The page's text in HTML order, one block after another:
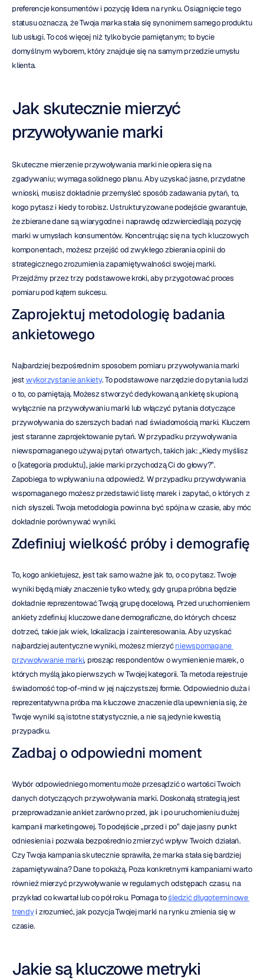
preferencje konsumentów i pozycję lidera na rynku. Osiągnięcie tego
statusu oznacza, że Twoja marka stała się synonimem samego produktu
lub usługi. To coś więcej niż tylko bycie pamiętanym; to bycie
domyślnym wyborem, który znajduje się na samym przedzie umysłu
klienta.
Jak skutecznie mierzyć
przywoływanie marki
Skuteczne mierzenie przywoływania marki nie opiera się na
zgadywaniu; wymaga solidnego planu. Aby uzyskać jasne, przydatne
wnioski, musisz dokładnie przemyśleć sposób zadawania pytań, to,
kogo pytasz i kiedy to robisz. Ustrukturyzowane podejście gwarantuje,
że zbierane dane są wiarygodne i naprawdę odzwierciedlają pozycję
marki w umysłach konsumentów. Koncentrując się na tych kluczowych
komponentach, możesz przejść od zwykłego zbierania opinii do
strategicznego zrozumienia zapamiętywalności swojej marki.
Przejdźmy przez trzy podstawowe kroki, aby przygotować proces
pomiaru pod kątem sukcesu.
Zaprojektuj metodologię badania
ankietowego
Najbardziej bezpośrednim sposobem pomiaru przywoływania marki
jest wykorzystanie ankiety. To podstawowe narzędzie do pytania ludzi
o to, co pamiętają. Możesz stworzyć dedykowaną ankietę skupioną
wyłącznie na przywoływaniu marki lub włączyć pytania dotyczące
przywoływania do szerszych badań nad świadomością marki. Kluczem
jest staranne zaprojektowanie pytań. W przypadku przywoływania
niewspomaganego używaj pytań otwartych, takich jak: „Kiedy myślisz
o [kategoria produktu], jakie marki przychodzą Ci do głowy?”.
Zapobiega to wpływaniu na odpowiedź. W przypadku przywoływania
wspomaganego możesz przedstawić listę marek i zapytać, o których z
nich słyszeli. Twoja metodologia powinna być spójna w czasie, aby móc
dokładnie porównywać wyniki.
Zdefiniuj wielkość próby i demografię
To, kogo ankietujesz, jest tak samo ważne jak to, o co pytasz. Twoje
wyniki będą miały znaczenie tylko wtedy, gdy grupa próbna będzie
dokładnie reprezentować Twoją grupę docelową. Przed uruchomieniem
ankiety zdefiniuj kluczowe dane demograficzne, do których chcesz
dotrzeć, takie jak wiek, lokalizacja i zainteresowania. Aby uzyskać
najbardziej autentyczne wyniki, możesz mierzyć niewspomagane
przywoływanie marki, prosząc respondentów o wymienienie marek, o
których myślą jako pierwszych w Twojej kategorii. Ta metoda rejestruje
świadomość top-of-mind w jej najczystszej formie. Odpowiednio duża i
reprezentatywna próba ma kluczowe znaczenie dla upewnienia się, że
Twoje wyniki są istotne statystycznie, a nie są jedynie kwestią
przypadku.
Zadbaj o odpowiedni moment
Wybór odpowiedniego momentu może przesądzić o wartości Twoich
danych dotyczących przywoływania marki. Doskonałą strategią jest
przeprowadzanie ankiet zarówno przed, jak i po uruchomieniu dużej
kampanii marketingowej. To podejście „przed i po” daje jasny punkt
odniesienia i pozwala bezpośrednio zmierzyć wpływ Twoich działań.
Czy Twoja kampania skutecznie sprawiła, że marka stała się bardziej
zapamiętywalna? Dane to pokażą. Poza konkretnymi kampaniami warto
również mierzyć przywoływanie w regularnych odstępach czasu, na
przykład co kwartał lub co pół roku. Pomaga to śledzić długoterminowe
trendy i zrozumieć, jak pozycja Twojej marki na rynku zmienia się w
czasie.
Jakie są kluczowe metryki